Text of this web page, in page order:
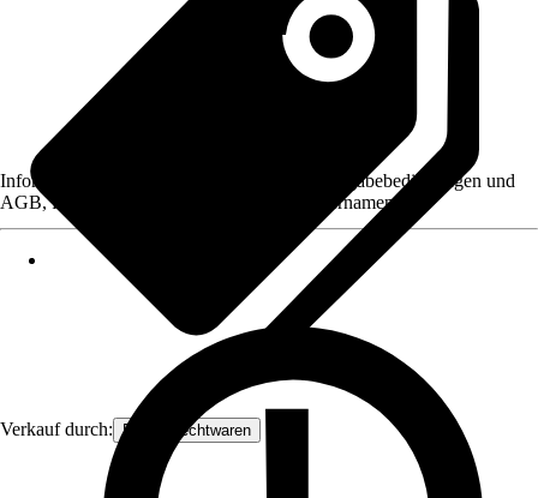
Verkauf durch: Frank Flechtwaren
Informationen des Verkäufers, wie z. B. Rückgabebedingungen und
AGB, finden Sie bei Klick auf den Verkäufernamen.